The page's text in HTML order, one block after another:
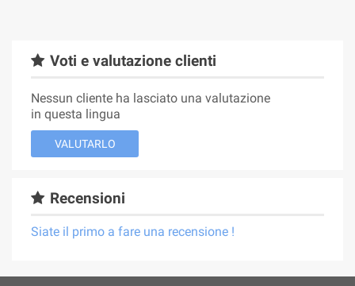
Voti e valutazione clienti
Nessun cliente ha lasciato una valutazione
in questa lingua
VALUTARLO
Recensioni
Siate il primo a fare una recensione !